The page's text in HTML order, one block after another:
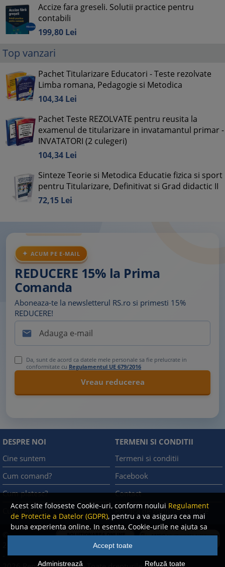
Acest site foloseste Cookie-uri, conform noului Regulament
de Protectie a Datelor (GDPR), pentru a va asigura cea mai
buna experienta online. In esenta, Cookie-urile ne ajuta sa
imbunatatim continutul de pe site, oferindu-va dvs.,
cititorul, o experienta online personalizata si mult mai
rapida. Ele sunt folosite doar de site-ul nostru si partenerii
Accept toate
Administrează Refuză toate
Accize fara greseli. Solutii practice pentru
contabili
199,80 Lei
Top vanzari
Pachet Titularizare Educatori - Teste rezolvate
Limba romana, Pedagogie si Metodica
104,34 Lei
Pachet Teste REZOLVATE pentru reusita la
examenul de titularizare in invatamantul primar -
INVATATORI (2 culegeri)
104,34 Lei
Sinteze Teorie si Metodica Educatie fizica si sport
pentru Titularizare, Definitivat si Grad didactic II
72,15 Lei
ACUM PE E-MAIL
REDUCERE 15% la Prima
Comanda
Aboneaza-te la newsletterul RS.ro si primesti 15%
REDUCERE!

Da, sunt de acord ca datele mele personale sa fie prelucrate in
conformitate cu Regulamentul UE 679/2016
DESPRE NOI
Cine suntem
Cum comand?
Cum platesc?
Cum returnez
TERMENI SI CONDITII
Termeni si conditii
Facebook
Contact
Politica de confidentialitate
©